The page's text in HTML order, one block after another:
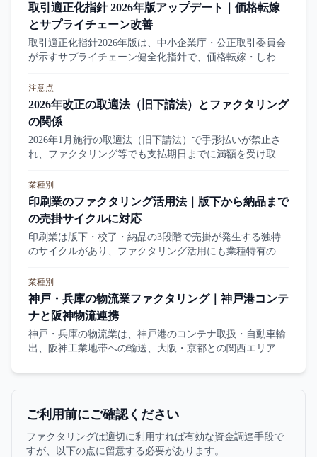
取引適正化指針 2026年版アップデート｜価格転嫁
とサプライチェーン改善
取引適正化指針2026年版は、中小企業庁・公正取引委員会
が示すサプライチェーン健全化指針で、価格転嫁・しわ寄
います。本記事はその要点と利用者影響を整理します。
注意点
2026年改正の取適法（旧下請法）とファクタリング
の関係
2026年1月施行の取適法（旧下請法）で手形払いが禁止さ
れ、ファクタリング等でも支払期日までに満額を受け取れ
規制と、受託中小企業が自ら売掛債権を早期化する行為と
の線引きを、公正取引委員会・中小企業庁の一次情報で整
理します。
業種別
印刷業のファクタリング活用法｜版下から納品まで
の売掛サイクルに対応
印刷業は版下・校了・納品の3段階で売掛が発生する独特
のサイクルがあり、ファクタリング活用にも業種特有の論
類、会社選びの判断軸、悪質業者の見分け方を整理しま
す。
業種別
神戸・兵庫の物流業ファクタリング｜神戸港コンテ
ナと阪神物流連携
神戸・兵庫の物流業は、神戸港のコンテナ取扱・自動車輸
出、阪神工業地帯への輸送、大阪・京都との関西エリア物
流業のファクタリングを整理します。
ご利用前にご確認ください
ファクタリングは適切に利用すれば有効な資金調達手段で
すが、以下の点に留意する必要があります。